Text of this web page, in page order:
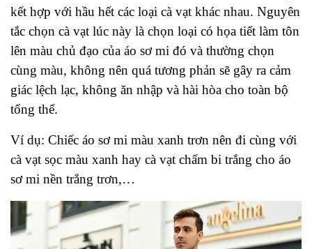
kết hợp với hầu hết các loại cà vạt khác nhau. Nguyên
tắc chọn cà vạt lúc này là chọn loại có họa tiết làm tôn
lên màu chủ đạo của áo sơ mi đó và thường chọn
cùng màu, không nên quá tương phản sẽ gây ra cảm
giác lệch lạc, không ăn nhập và hài hòa cho toàn bộ
tổng thể.
Ví dụ: Chiếc áo sơ mi màu xanh trơn nên đi cùng với
cà vạt sọc màu xanh hay cà vạt chấm bi trắng cho áo
sơ mi nền trắng trơn,…